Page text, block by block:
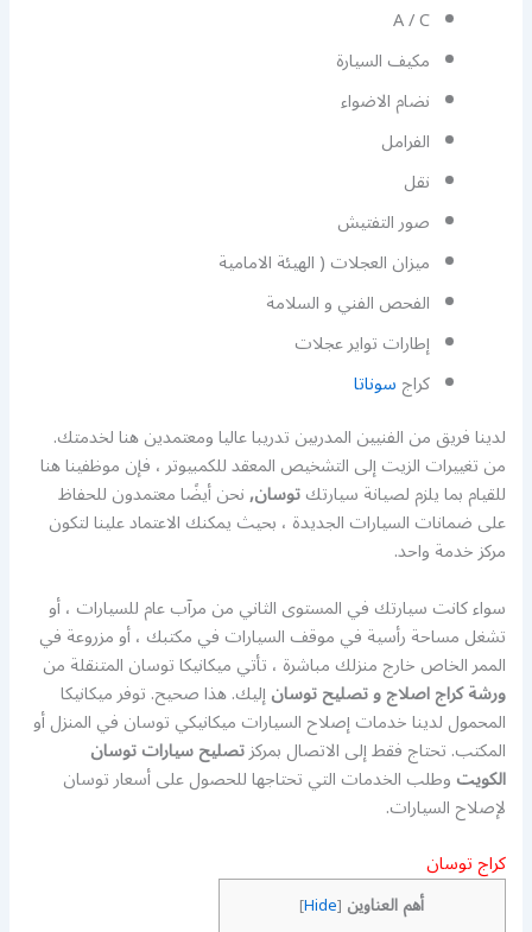
A / C
مكيف السيارة
نضام الاضواء
الفرامل
نقل
صور التفتيش
ميزان العجلات ( الهيئة الامامية
الفحص الفني و السلامة
إطارات تواير عجلات
كراجسوناتا
لدينا فريق من الفنيين المدربين تدريبا عاليا ومعتمدين هنا لخدمتك.
من تغييرات الزيت إلى التشخيص المعقد للكمبيوتر ، فإن موظفينا هنا
للقيام بما يلزم لصيانة سيارتكتوسان,نحن أيضًا معتمدون للحفاظ
على ضمانات السيارات الجديدة ، بحيث يمكنك الاعتماد علينا لتكون
مركز خدمة واحد.
سواء كانت سيارتك في المستوى الثاني من مرآب عام للسيارات ، أو
تشغل مساحة رأسية في موقف السيارات في مكتبك ، أو مزروعة في
الممر الخاص خارج منزلك مباشرة ، تأتي ميكانيكا توسان المتنقلة من
ورشة كراج اصلاج و تصليح توسانإليك. هذا صحيح. توفر ميكانيكا
المحمول لدينا خدمات إصلاح السيارات ميكانيكي توسان في المنزل أو
المكتب. تحتاج فقط إلى الاتصال بمركزتصليح سيارات توسان
الكويتوطلب الخدمات التي تحتاجها للحصول على أسعار توسان
لإصلاح السيارات.
كراج توسان
أهم العناوين [
Hide
]